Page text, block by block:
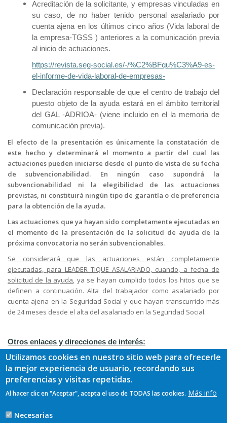
Acreditación de la solicitante, y empresas vinculadas en
su caso, de no haber tenido personal asalariado por
cuenta ajena en los últimos cinco años (Vida laboral de
la empresa-TGSS ) anteriores a la comunicación previa
al inicio de actuaciones.
https://revista.seg-social.es/-/%C2%BFqu%C3%A9-es-
el-informe-de-vida-laboral-de-empresas-
Declaración responsable de que el centro de trabajo del
puesto objeto de la ayuda estará en el ámbito territorial
del GAL -ADRIOA- (viene incluido en el la memoria de
comunicación previa).
El efecto de la presentación es únicamente la constatación de
este hecho y determinará el momento a partir del cual las
actuaciones pueden iniciarse desde el punto de vista de su fecha
de subvencionabilidad. En ningún caso supondrá la
subvencionabilidad ni la elegibilidad de las actuaciones
previstas, ni constituirá ningún tipo de garantía o de preferencia
para la obtención de la ayuda.
Las actuaciones que ya hayan sido completamente ejecutadas en
el momento de la presentación de la solicitud de ayuda de la
próxima convocatoria no serán subvencionables.
Se considerará que las actuaciones están completamente
ejecutadas, para LEADER TIQUE ASALARIADO, cuando, a fecha de
solicitud de la ayuda, ya se hayan cumplido todos los hitos que se
definen a continuación. Alta del trabajador como asalariado por
cuenta ajena en la Seguridad Social y que hayan transcurrido más
de 24 meses desde el alta del asalariado en la Seguridad Social.
Otros enlaces y direcciones de interés:
BASES REGULADORAS LEADER 2023-2027.
https://www.leaderoriente.es/sites/default/files/oriente/BBRR-
LEADER-BOPA-TIQUES-2025-04266_0.pdf
la COMUNICACIÓN PREVIA, a través del siguiente enlace:
Utilizamos cookies en nuestro sitio web para ofrecerle
la mejor experiencia de usuario, recordando sus
preferencias y visitas repetidas.
Al hacer clic en "Aceptar", acepta el uso de TODAS las cookies. Más info
Necesarias